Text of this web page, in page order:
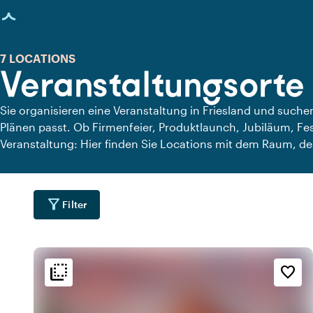
geladen
Veranstaltungsorte
7 LOCATIONS
Sie organisieren eine Veranstaltung in Friesland und
Plänen passt. Ob Firmenfeier, Produktlaunch, Jubiläum,
Veranstaltung: Hier finden Sie Locations mit dem Raum,
Erlebnis und Zusammenkommen im Mittelpunkt stehen.
filter_alt Filter
flip_to_back favorite_border
flip_to_back Ambiente und Ästhetik
check_box_outline_blank
Erreichbarkeit und Lage
water